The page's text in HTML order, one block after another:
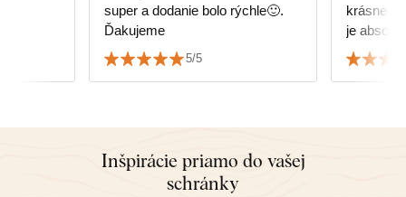
super a dodanie bolo rýchle🙂.
Ďakujeme
5/5
krásne
je
a
Inšpirácie priamo do vašej
schránky